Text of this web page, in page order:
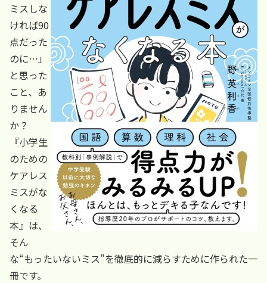
ミスしな
ければ90
点だった
のに…」
と思った
こと、あ
りません
か？
『小学生
のための
ケアレス
ミスがな
くなる
本』は、
そん
な“もったいないミス”を徹底的に減らすために作られた一
冊です。